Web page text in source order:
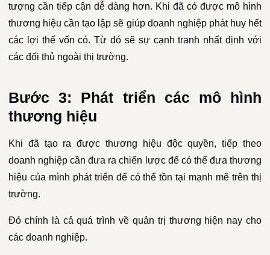
tượng cần tiếp cận dễ dàng hơn. Khi đã có được mô hình
thương hiệu cần tạo lập sẽ giúp doanh nghiệp phát huy hết
các lợi thế vốn có. Từ đó sẽ sự cạnh tranh nhất định với
các đối thủ ngoài thị trường.
Bước 3: Phát triển các mô hình
thương hiệu
Khi đã tạo ra được thương hiệu độc quyền, tiếp theo
doanh nghiệp cần đưa ra chiến lược để có thể đưa thương
hiệu của mình phát triển để có thể tồn tại mạnh mẽ trên thị
trường.
Đó chính là cả quá trình về quản trị thương hiện nay cho
các doanh nghiệp.